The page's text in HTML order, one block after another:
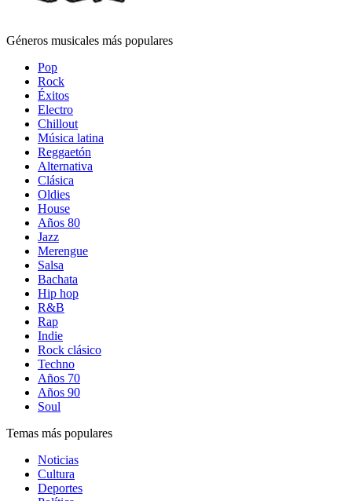
Géneros musicales más populares
Pop
Rock
Éxitos
Electro
Chillout
Música latina
Reggaetón
Alternativa
Clásica
Oldies
House
Años 80
Jazz
Merengue
Salsa
Bachata
Hip hop
R&B
Rap
Indie
Rock clásico
Techno
Años 70
Años 90
Soul
Temas más populares
Noticias
Cultura
Deportes